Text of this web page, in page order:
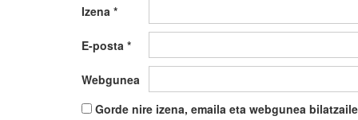
Izena *
E-posta *
Webgunea
Gorde nire izena, emaila eta webgunea